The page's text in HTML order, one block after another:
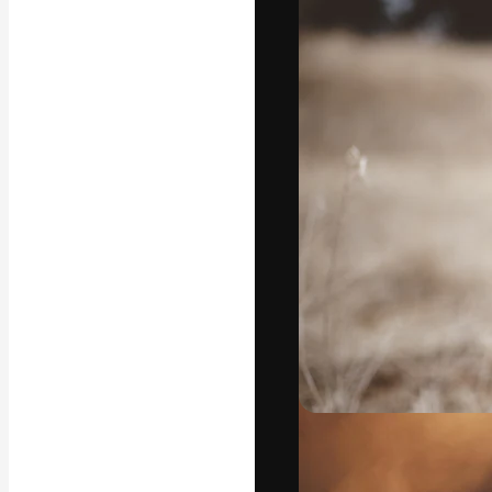
La piattaforma
migliori lavori.
creativi,